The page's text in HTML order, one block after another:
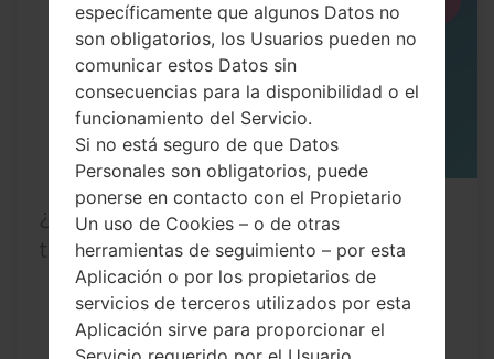
¿Cómo restablecer datos de fábrica a
través del menú...
específicamente que algunos Datos no
son obligatorios, los Usuarios pueden no
comunicar estos Datos sin
consecuencias para la disponibilidad o el
funcionamiento del Servicio.
Si no está seguro de que Datos
Personales son obligatorios, puede
ponerse en contacto con el Propietario
Un uso de Cookies – o de otras
herramientas de seguimiento – por esta
Aplicación o por los propietarios de
servicios de terceros utilizados por esta
Aplicación sirve para proporcionar el